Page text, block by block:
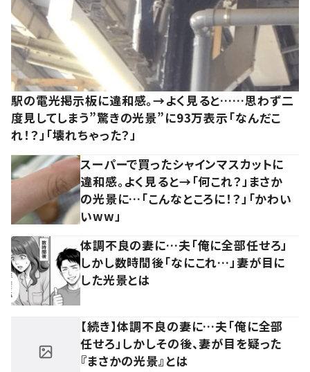
駅の電光掲示板に違和感。→よく見ると……思わず二
度見してしまう”驚きの光景”に93万表示「なんだこ
れ！？」「壊れちゃった？」
スーパーで買ったシャインマスカットに
違和感。よく見ると→「何これ？」まさか
の光景に…「こんなところに！？」「かわい
いww」
体調不良の妻に…夫「俺に全部任せろ」
しかし数時間後「なにこれ…」妻が目に
した光景とは
【続き】体調不良の妻に…夫「俺に全部
任せろ」しかしその後、妻が目を疑った
『まさかの光景』とは